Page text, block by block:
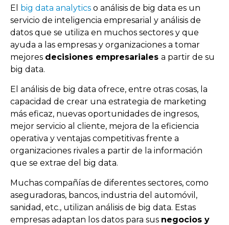
El big data analytics o análisis de big data es un
servicio de inteligencia empresarial y análisis de
datos que se utiliza en muchos sectores y que
ayuda a las empresas y organizaciones a tomar
mejores decisiones empresariales a partir de su
big data.
El análisis de big data ofrece, entre otras cosas, la
capacidad de crear una estrategia de marketing
más eficaz, nuevas oportunidades de ingresos,
mejor servicio al cliente, mejora de la eficiencia
operativa y ventajas competitivas frente a
organizaciones rivales a partir de la información
que se extrae del big data.
Muchas compañías de diferentes sectores, como
aseguradoras, bancos, industria del automóvil,
sanidad, etc., utilizan análisis de big data. Estas
empresas adaptan los datos para sus negocios y